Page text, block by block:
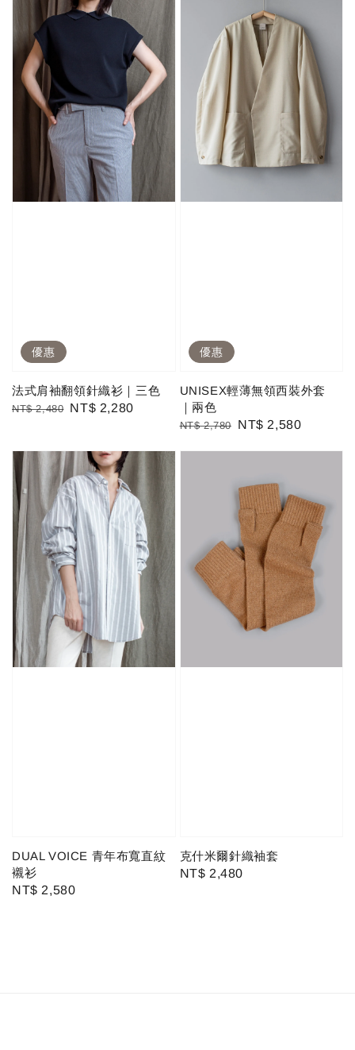
優惠
法式肩袖翻領針織衫｜三色
Regular
NT$ 2,480 Sale
NT$ 2,280
優惠
UNISEX輕薄無領西裝外套
｜兩色
Regular
NT$ 2,780
Sale
NT$ 2,580
DUAL VOICE 青年布寬直紋
襯衫
Regular
NT$ 2,580
克什米爾針織袖套
Regular
NT$ 2,480